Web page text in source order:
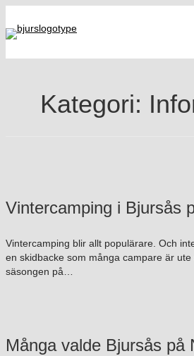
Kategori:
Vintercamping i Bjursås
Vintercamping blir allt populärare. Och
en skidbacke som många campare är
säsongen på…
Många valde Bjursås på